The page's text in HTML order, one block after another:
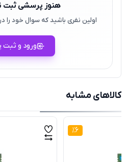
هنوز پرسشی
اولین نفری باشید که سوال خود را
ورود و
کالاهای مشابه
6
%